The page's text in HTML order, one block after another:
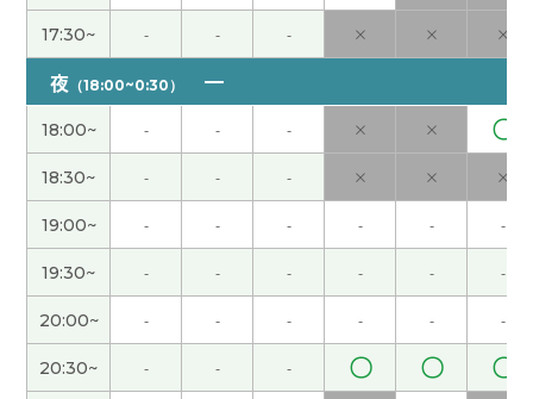
我报告了关于同事会。
谢谢你的课！你的解释很清楚。
谢谢，一个月内见 ( 40代 男性 )
今天的话题是改变发型的了。
謝謝老師 下次見
这次也谢谢您，下次见! ( 男性 )
17:30~ - - - × × ×
夜 （18:00~0:30）
18:00~ - - - × × 〇
18:30~ - - - × × ×
19:00~ - - - - - -
19:30~ - - - - - -
20:00~ - - - - - -
20:30~ - - - 〇 〇 〇